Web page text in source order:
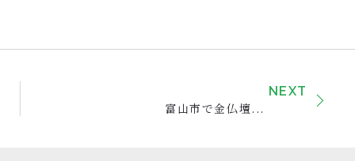
NEXT
富山市で金仏壇...